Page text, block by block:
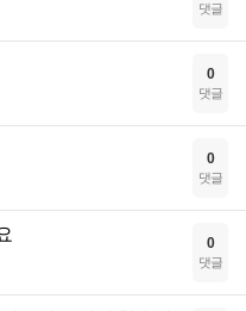
댓글
0
댓글
0
댓글
0
댓글